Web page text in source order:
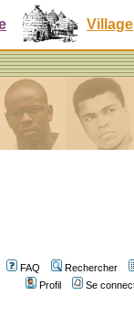
Village
FAQ
Rechercher
Profil
Se